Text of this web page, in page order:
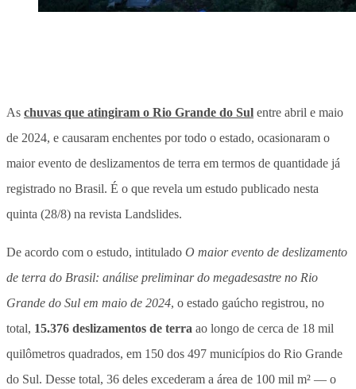
As chuvas que atingiram o Rio Grande do Sul entre abril e maio
de 2024, e causaram enchentes por todo o estado, ocasionaram o
maior evento de deslizamentos de terra em termos de quantidade já
registrado no Brasil. É o que revela um estudo publicado nesta
quinta (28/8) na revista Landslides.
De acordo com o estudo, intitulado O maior evento de deslizamento
de terra do Brasil: análise preliminar do megadesastre no Rio
Grande do Sul em maio de 2024, o estado gaúcho registrou, no
total, 15.376 deslizamentos de terra ao longo de cerca de 18 mil
quilômetros quadrados, em 150 dos 497 municípios do Rio Grande
do Sul. Desse total, 36 deles excederam a área de 100 mil m² — o